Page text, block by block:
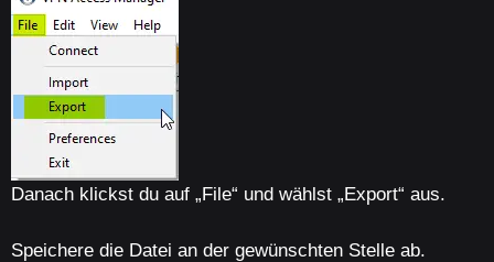
Danach klickst du auf „File“ und wählst „Export“ aus.
Speichere die Datei an der gewünschten Stelle ab.